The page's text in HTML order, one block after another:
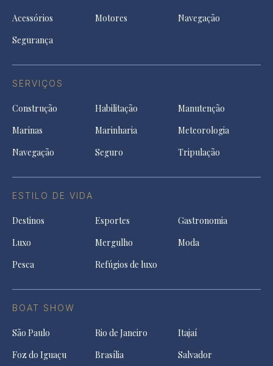
Acessórios Motores
Navegação
Segurança
SERVIÇOS
Construção Habilitação
Manutenção
Marinas
Marinharia
Meteorologia
Navegação
Seguro Tripulação
ESTILO DE VIDA
Destinos Esportes
Gastronomia
Luxo
Mergulho
Moda
Pesca
Refúgios de luxo
BOAT SHOW
São Paulo Rio de Janeiro
Itajaí
Foz do Iguaçu
Brasília Salvador